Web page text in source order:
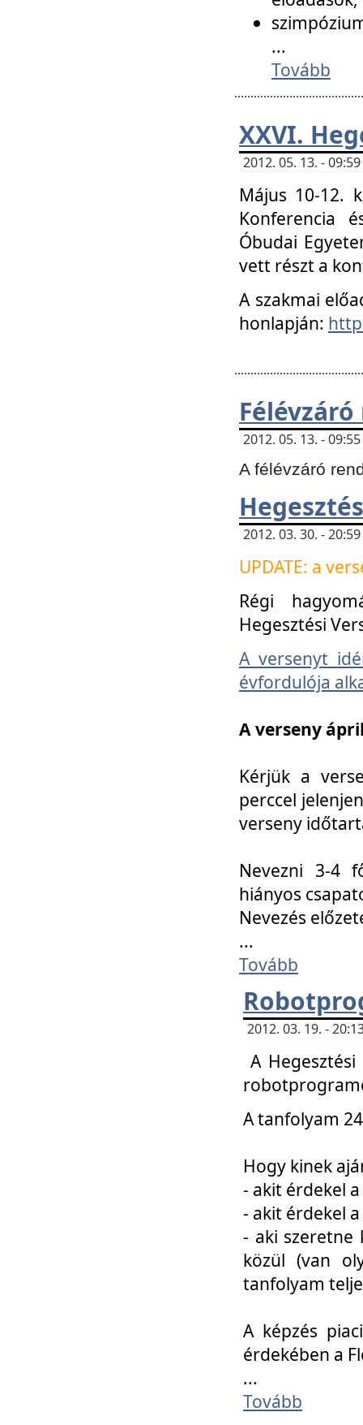
...
Tovább
XXVI.
2012. 05. 13. -
Május 10-12.
Konferencia
Óbudai
vett részt a
A szakmai
honlapján:
2012. 05. 13. -
A félévzáró
2012. 03. 30. -
UPDATE: a
Régi
Hegesztési
A versenyt
évfordulója
A verseny
Kérjük a
perccel
verseny
Nevezni 3-4
hiányos
Nevezés
...
Tovább
2012. 03. 19. -
A
A tanfolyam
Hogy kinek
- akit érdekel
- akit érdekel
- aki szeretne
közül (van
tanfolyam
A képzés
érdekében a
...
Tovább